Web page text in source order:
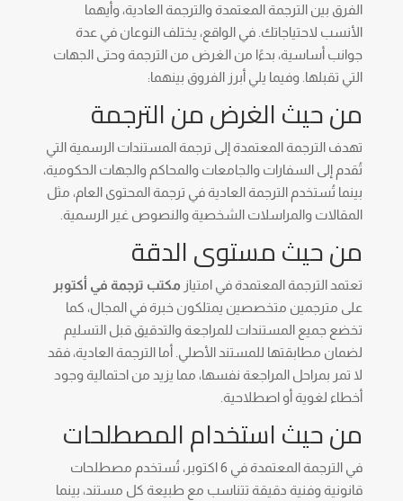
الفرق بين الترجمة المعتمدة والترجمة العادية، وأيهما
الأنسب لاحتياجاتك. في الواقع، يختلف النوعان في عدة
جوانب أساسية، بدءًا من الغرض من الترجمة وحتى الجهات
التي تقبلها. وفيما يلي أبرز الفروق بينهما:
من حيث الغرض من الترجمة
تهدف الترجمة المعتمدة إلى ترجمة المستندات الرسمية التي
تُقدم إلى السفارات والجامعات والمحاكم والجهات الحكومية،
بينما تُستخدم الترجمة العادية في ترجمة المحتوى العام، مثل
المقالات والمراسلات الشخصية والنصوص غير الرسمية.
من حيث مستوى الدقة
تعتمد الترجمة المعتمدة في امتياز مكتب ترجمة في أكتوبر
على مترجمين متخصصين يمتلكون خبرة في المجال، كما
تخضع جميع المستندات للمراجعة والتدقيق قبل التسليم
لضمان مطابقتها للمستند الأصلي. أما الترجمة العادية، فقد
لا تمر بمراحل المراجعة نفسها، مما يزيد من احتمالية وجود
أخطاء لغوية أو اصطلاحية.
من حيث استخدام المصطلحات
في الترجمة المعتمدة في 6 اكتوبر، تُستخدم مصطلحات
قانونية وفنية دقيقة تتناسب مع طبيعة كل مستند، بينما